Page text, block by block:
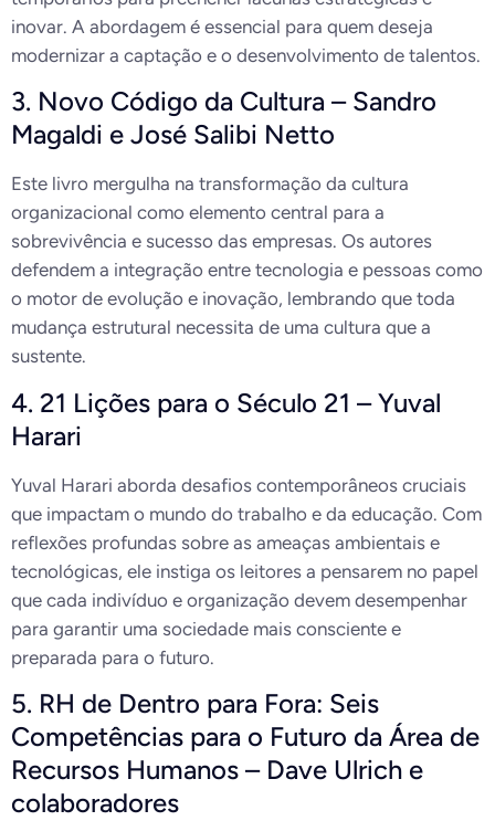
inovar. A abordagem é essencial para quem deseja
modernizar a captação e o desenvolvimento de talentos.
3. Novo Código da Cultura – Sandro
Magaldi e José Salibi Netto
Este livro mergulha na transformação da cultura
organizacional como elemento central para a
sobrevivência e sucesso das empresas. Os autores
defendem a integração entre tecnologia e pessoas como
o motor de evolução e inovação, lembrando que toda
mudança estrutural necessita de uma cultura que a
sustente.
4. 21 Lições para o Século 21 – Yuval
Harari
Yuval Harari aborda desafios contemporâneos cruciais
que impactam o mundo do trabalho e da educação. Com
reflexões profundas sobre as ameaças ambientais e
tecnológicas, ele instiga os leitores a pensarem no papel
que cada indivíduo e organização devem desempenhar
para garantir uma sociedade mais consciente e
preparada para o futuro.
5. RH de Dentro para Fora: Seis
Competências para o Futuro da Área de
Recursos Humanos – Dave Ulrich e
colaboradores